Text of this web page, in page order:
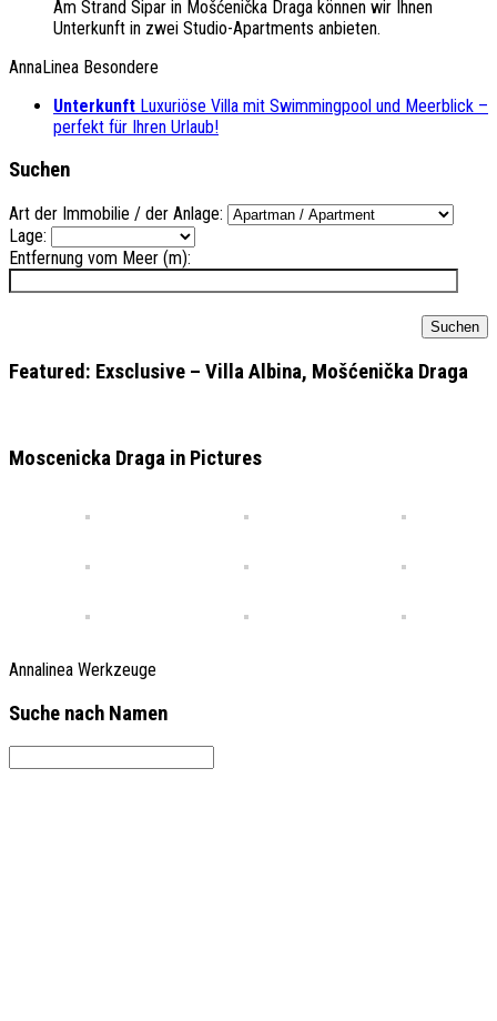
Am Strand Sipar in Mošćenička Draga können wir Ihnen
Unterkunft in zwei Studio-Apartments anbieten.
AnnaLinea Besondere
Unterkunft Luxuriöse Villa mit Swimmingpool und Meerblick –
perfekt für Ihren Urlaub!
Suchen
Art der Immobilie / der Anlage:
Lage:
Entfernung vom Meer (m):
Featured: Exsclusive – Villa Albina, Mošćenička Draga
Moscenicka Draga in Pictures
Annalinea Werkzeuge
Suche nach Namen